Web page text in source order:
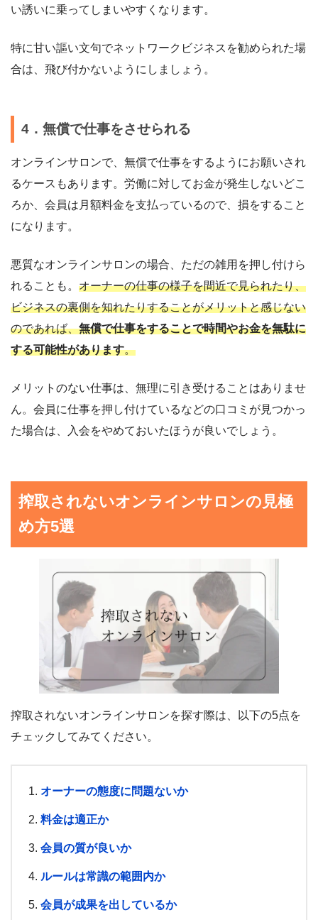
い誘いに乗ってしまいやすくなります。
特に甘い謳い文句でネットワークビジネスを勧められた場
合は、飛び付かないようにしましょう。
4．無償で仕事をさせられる
オンラインサロンで、無償で仕事をするようにお願いされ
るケースもあります。労働に対してお金が発生しないどこ
ろか、会員は月額料金を支払っているので、損をすること
になります。
悪質なオンラインサロンの場合、ただの雑用を押し付けら
れることも。 オーナーの仕事の様子を間近で見られたり、
ビジネスの裏側を知れたりすることがメリットと感じない
のであれば、無償で仕事をすることで時間やお金を無駄に
する可能性があります。
メリットのない仕事は、無理に引き受けることはありませ
ん。会員に仕事を押し付けているなどの口コミが見つかっ
た場合は、入会をやめておいたほうが良いでしょう。
搾取されないオンラインサロンの見極
め方5選
搾取されないオンラインサロンを探す際は、以下の5点を
チェックしてみてください。
オーナーの態度に問題ないか
料金は適正か
会員の質が良いか
ルールは常識の範囲内か
会員が成果を出しているか